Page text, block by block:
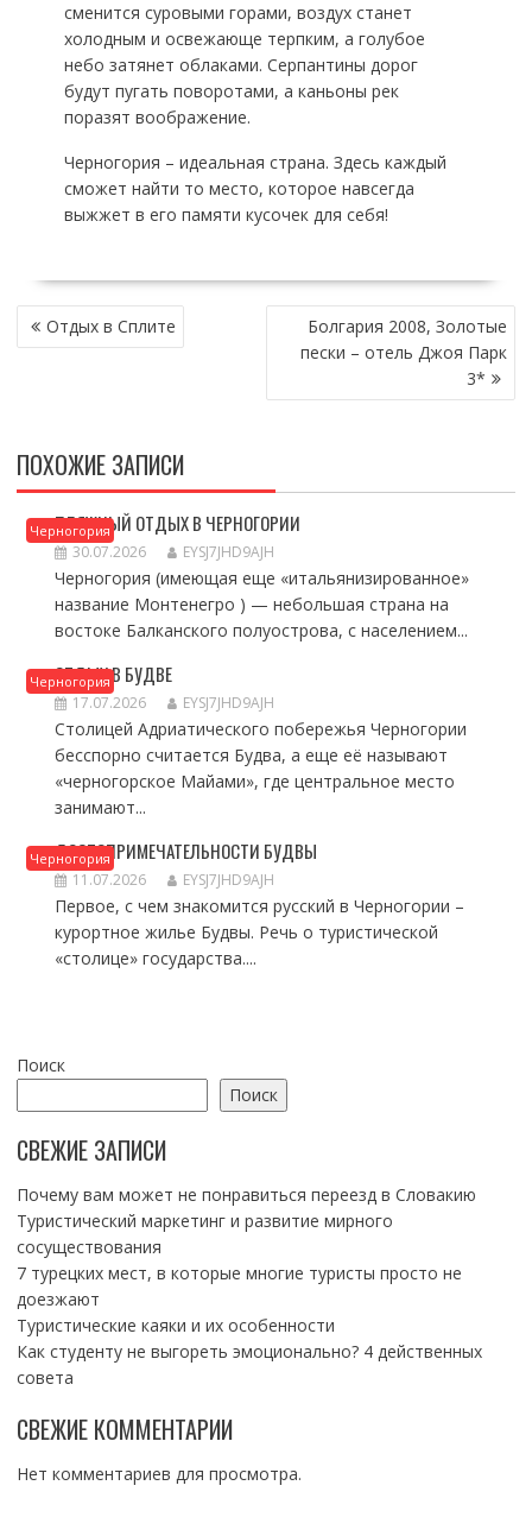
сменится суровыми горами, воздух станет
холодным и освежающе терпким, а голубое
небо затянет облаками. Серпантины дорог
будут пугать поворотами, а каньоны рек
поразят воображение.
Черногория – идеальная страна. Здесь каждый
сможет найти то место, которое навсегда
выжжет в его памяти кусочек для себя!
НАВИГАЦИЯ
ПО Отдых в Сплите
Болгария 2008, Золотые
пески – отель Джоя Парк
3*
ПОХОЖИЕ ЗАПИСИ
Черногория
ПЛЯЖНЫЙ ОТДЫХ В ЧЕРНОГОРИИ
30.07.2026 EYSJ7JHD9AJH
Черногория (имеющая еще «итальянизированное»
название Монтенегро ) — небольшая страна на
востоке Балканского полуострова, с населением...
Черногория
ОТДЫХ В БУДВЕ
17.07.2026 EYSJ7JHD9AJH
Столицей Адриатического побережья Черногории
бесспорно считается Будва, а еще её называют
«черногорское Майами», где центральное место
занимают...
Черногория
ДОСТОПРИМЕЧАТЕЛЬНОСТИ БУДВЫ
11.07.2026 EYSJ7JHD9AJH
Первое, с чем знакомится русский в Черногории –
курортное жилье Будвы. Речь о туристической
«столице» государства....
Поиск
Поиск
СВЕЖИЕ ЗАПИСИ
Почему вам может не понравиться переезд в Словакию
Туристический маркетинг и развитие мирного
сосуществования
7 турецких мест, в которые многие туристы просто не
доезжают
Туристические каяки и их особенности
Как студенту не выгореть эмоционально? 4 действенных
совета
СВЕЖИЕ КОММЕНТАРИИ
Нет комментариев для просмотра.